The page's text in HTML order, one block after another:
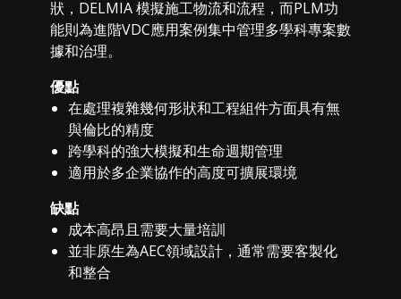
狀，DELMIA 模擬施工物流和流程，而PLM功
能則為進階VDC應用案例集中管理多學科專案數
據和治理。
優點
在處理複雜幾何形狀和工程組件方面具有無
與倫比的精度
跨學科的強大模擬和生命週期管理
適用於多企業協作的高度可擴展環境
缺點
成本高昂且需要大量培訓
並非原生為AEC領域設計，通常需要客製化
和整合